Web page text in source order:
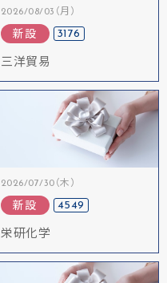
2026/08/03（月）
新設 3176
三洋貿易
2026/07/30（木）
新設 4549
栄研化学